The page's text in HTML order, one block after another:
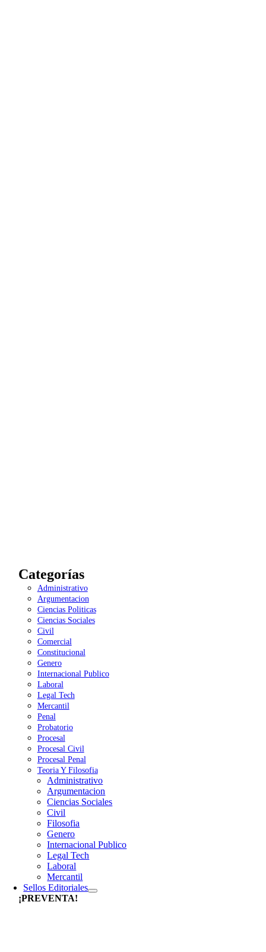
Categorías
Administrativo
Argumentacion
Ciencias Politicas
Ciencias Sociales
Civil
Comercial
Constitucional
Genero
Internacional Publico
Laboral
Legal Tech
Mercantil
Penal
Probatorio
Procesal
Procesal Civil
Procesal Penal
Teoria Y Filosofia
Administrativo
Argumentacion
Ciencias Sociales
Civil
Filosofia
Genero
Internacional Publico
Legal Tech
Laboral
Mercantil
Sellos Editoriales
¡PREVENTA!